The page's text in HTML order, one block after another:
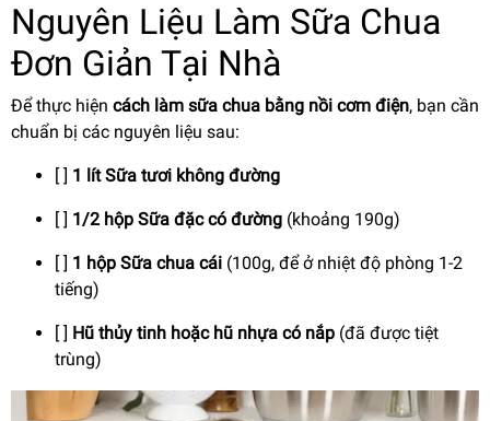
Nguyên Liệu Làm Sữa Chua
Đơn Giản Tại Nhà
Để thực hiện cách làm sữa chua bằng nồi cơm điện, bạn cần
chuẩn bị các nguyên liệu sau:
[ ] 1 lít Sữa tươi không đường
[ ] 1/2 hộp Sữa đặc có đường (khoảng 190g)
[ ] 1 hộp Sữa chua cái (100g, để ở nhiệt độ phòng 1-2
tiếng)
[ ] Hũ thủy tinh hoặc hũ nhựa có nắp (đã được tiệt
trùng)